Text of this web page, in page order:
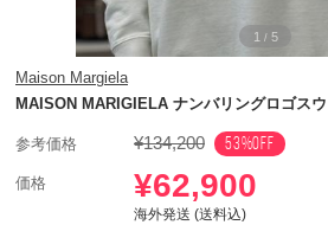
1 / 5
Maison Margiela
MAISON MARIGIELA ナンバリングロゴス
参考価格 ¥134,200 53%OFF
価格 ¥62,900
海外発送 (送料込)